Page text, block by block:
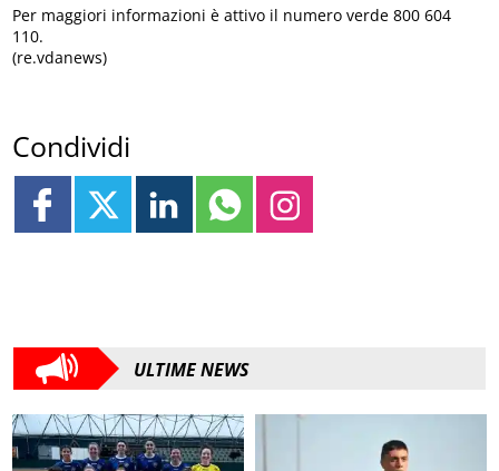
Per maggiori informazioni è attivo il numero verde 800 604
110.
(re.vdanews)
Condividi
ULTIME NEWS